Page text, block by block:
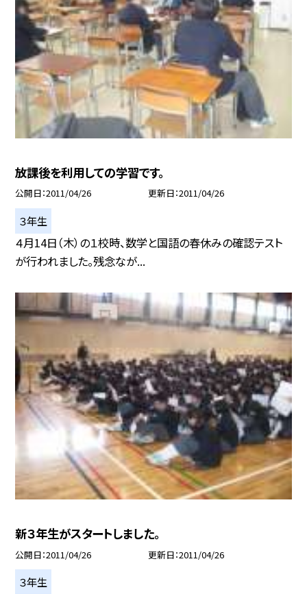
放課後を利用しての学習です。
公開日 2011/04/26 更新日 2011/04/26
３年生
４月14日（木）の１校時、数学と国語の春休みの確認テスト
が行われました。残念なが...
新３年生がスタートしました。
公開日 2011/04/26 更新日 2011/04/26
３年生